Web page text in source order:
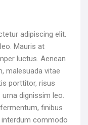
adipiscing elit.
Mauris at
luctus. Aenean
malesuada vitae
porttitor, risus
dignissim leo.
finibus
interdum commodo